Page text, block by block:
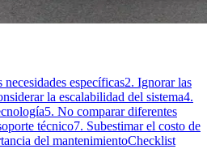
específicas2. Ignorar las
la escalabilidad del sistema4.
5. No comparar diferentes
técnico7. Subestimar el costo de
del mantenimientoChecklist